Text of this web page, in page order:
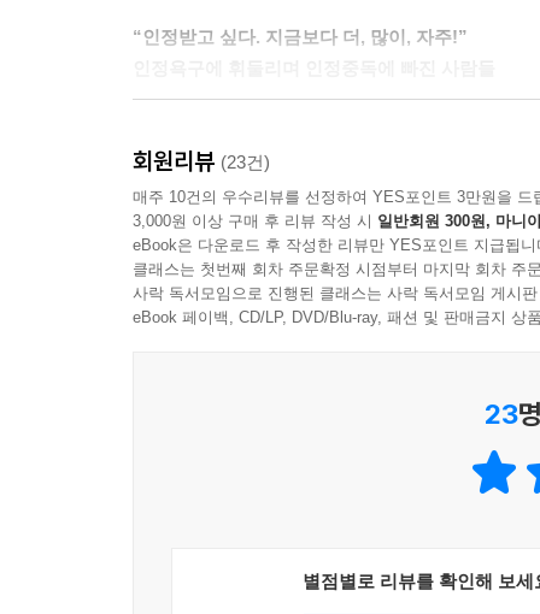
점은 있습니다. 현역 운동선수들을 보면 인정욕
--- pp.183~184
“인정받고 싶다. 지금보다 더, 많이, 자주!”
바로 인정욕구다. 자존감이 낮으면 인정욕구가 강
이는 완전히 잘못된 이야기다. 인정욕구는 인간의
때부터 인정받고자 여러 방면에서 도전하고 노
공부하고, 직장에서는 유능한 사람으로 평가받기
행동은 성장하고 싶다면 반드시 필요한 욕구다.
거름이 되어주는 인정욕구에 대한 시선이 좋지
“누군가에게 인정받고 싶다”, “좋은 사람으로
회원리뷰 (23건)
매주 10건의 우수리뷰를 선정하여 YES포인트 3만원을 드
3,000원 이상 구매 후 리뷰 작성 시 일반회원 300원, 마니
eBook은 다운로드 후 작성한 리뷰만 YES포인트 지급됩니
클래스는 첫번째 회차 주문확정 시점부터 마지막 회차 주
사락 독서모임으로 진행된 클래스는 사락 독서모임 게시
eBook 페이백, CD/LP, DVD/Blu-ray, 패션 및 판매금지 상
23
별점별로 리뷰를 확인해 보세